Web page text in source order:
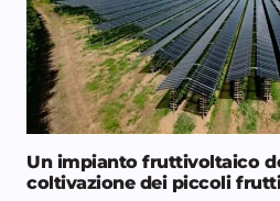
Un impianto fruttivoltaico
coltivazione dei piccoli